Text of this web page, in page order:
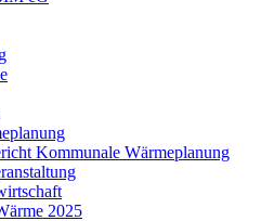
Kommunale Wärmeplanung
2025